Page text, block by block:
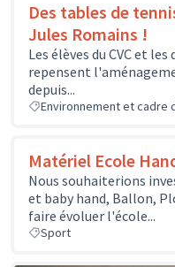
Des tables de
Jules Romains !
Les élèves du CVC et
repensent
depuis...
Environnement et cadre
Matériel Ecole
Nous souhaiterions
et baby hand, Ballon,
faire évoluer l'école...
Sport